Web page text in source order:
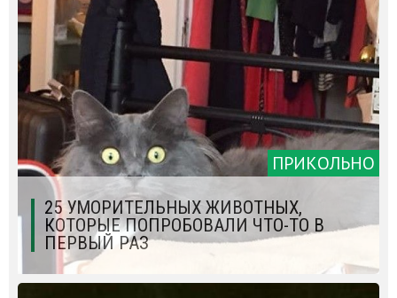
ПРИКОЛЬНО
25 УМОРИТЕЛЬНЫХ ЖИВОТНЫХ,
КОТОРЫЕ ПОПРОБОВАЛИ ЧТО-ТО В
ПЕРВЫЙ РАЗ